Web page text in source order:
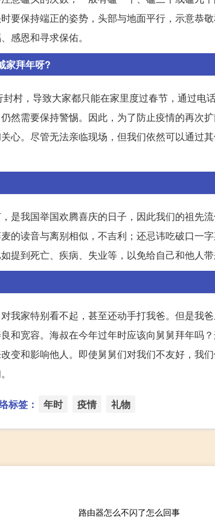
要保持端正的姿势，头部与地面平行，示意恭
感恩和寻求保佑。
家拜年呀?
村，导致大家都只能在家里度过春节，通过电
然需要保持警惕。因此，为了防止疫情的再次
心。尽管无法亲临现场，但我们依然可以通过
是我国举国欢腾喜庆的日子，因此我们的祖先
的读音与离别相似，不吉利；还忌讳吃破口一
到死亡、疾病、失业等，以免给自己和他人带
我家特别看不起，甚至还动手打我爸。但是我
和宽容。海叔在今年过年时应该向舅舅拜年吗
变和影响他人。即使舅舅们对我们不友好，我
标签： 年时 疫情 礼物
路由器怎么不闪了怎么回事